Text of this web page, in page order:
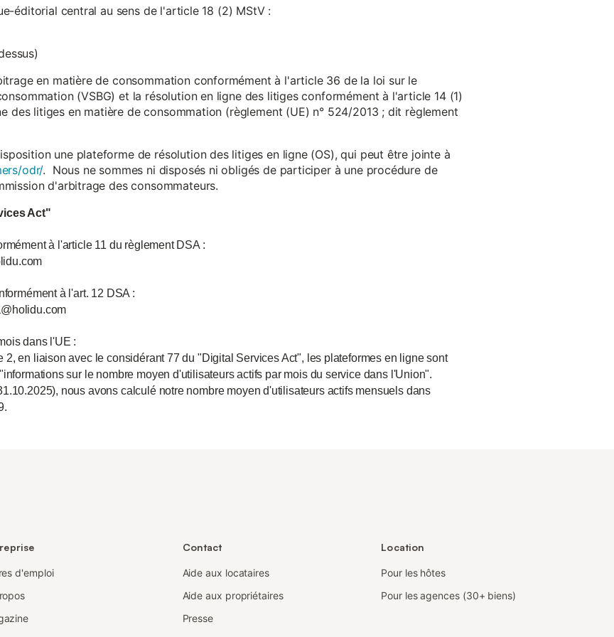
éditorial central au sens de l'article 18 (2) MStV :
en matière de consommation conformément à l'article 36 de la loi sur le
(VSBG) et la résolution en ligne des litiges conformément à l'article 14 (1)
des litiges en matière de consommation (règlement (UE) n° 524/2013 ; dit règlement
une plateforme de résolution des litiges en ligne (OS), qui peut être jointe à
odr/. Nous ne sommes ni disposés ni obligés de participer à une procédure de
d'arbitrage des consommateurs.
Act"
à l'article 11 du règlement DSA :
à l'art. 12 DSA :
dans l'UE :
2, en liaison avec le considérant 77 du "Digital Services Act", les plateformes en ligne sont
sur le nombre moyen d'utilisateurs actifs par mois du service dans l'Union".
nous avons calculé notre nombre moyen d'utilisateurs actifs mensuels dans
d'emploi
Contact
Aide aux locataires
Aide aux propriétaires
Presse
Location
Pour les hôtes
Pour les agences (30+ biens)